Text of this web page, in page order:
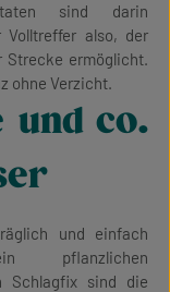
sind darin
Volltreffer also, der
Strecke ermöglicht.
ohne Verzicht.
und co.
und einfach
pflanzlichen
Schlagfix sind die